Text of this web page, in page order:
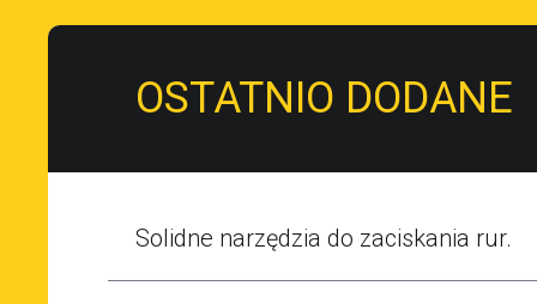
OSTATNIO DODANE
Solidne narzędzia do zaciskania rur.